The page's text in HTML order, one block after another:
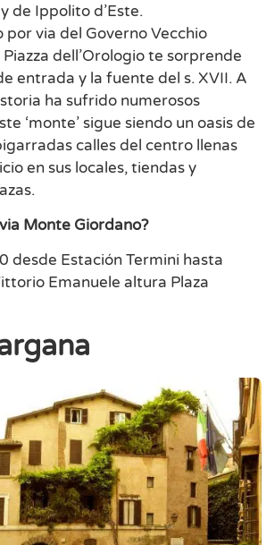
de Ippolito d’Este.
por via del Governo Vecchio
dell’Orologio te sorprende
entrada y la fuente del s. XVII. A
ha sufrido numerosos
‘monte’ sigue siendo un oasis de
calles del centro llenas
en sus locales, tiendas y
Monte Giordano?
desde Estación Termini hasta
Emanuele altura Plaza